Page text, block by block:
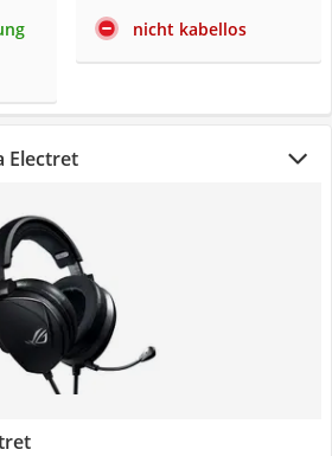
nicht kabellos
Electret